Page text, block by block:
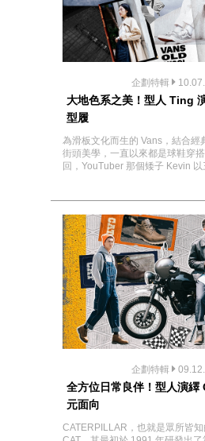
企劃特輯
大地色系之美！型人 Ting
型履
為滑板文化而生的 Vans，結合經
街頭美學，一直以來都是球鞋穿
回，YouTuber 那個矮子 Kevin 以
企劃特輯
全方位日常良伴！型人演繹
元面向
CATERPILLAR，也就是眾所皆